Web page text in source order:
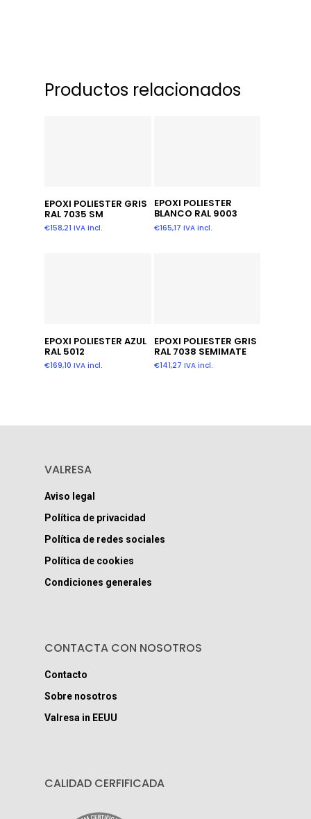
Productos relacionados
Añadir Al Carrito
EPOXI POLIESTER GRIS
RAL 7035 SM
€158,21 IVA incl.
Añadir Al Carrito
EPOXI POLIESTER
BLANCO RAL 9003
€165,17 IVA incl.
Añadir Al Carrito
EPOXI POLIESTER AZUL
RAL 5012
€169,10 IVA incl.
Leer Más
EPOXI POLIESTER GRIS
RAL 7038 SEMIMATE
€141,27 IVA incl.
VALRESA
Aviso legal
Política de privacidad
Política de redes sociales
Política de cookies
Condiciones generales
CONTACTA CON NOSOTROS
Contacto
Sobre nosotros
Valresa in EEUU
CALIDAD CERFIFICADA